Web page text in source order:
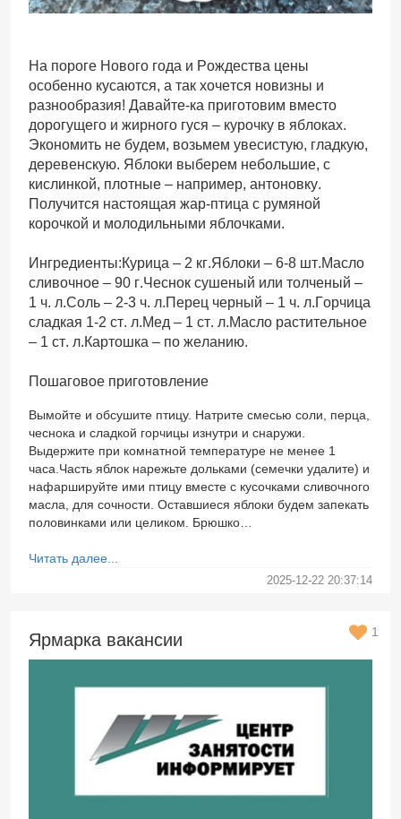
На пороге Нового года и Рождества цены
особенно кусаются, а так хочется новизны и
разнообразия! Давайте-ка приготовим вместо
дорогущего и жирного гуся – курочку в яблоках.
Экономить не будем, возьмем увесистую, гладкую,
деревенскую. Яблоки выберем небольшие, с
кислинкой, плотные – например, антоновку.
Получится настоящая жар-птица с румяной
корочкой и молодильными яблочками.
Ингредиенты:Курица – 2 кг.Яблоки – 6-8 шт.Масло
сливочное – 90 г.Чеснок сушеный или толченый –
1 ч. л.Соль – 2-3 ч. л.Перец черный – 1 ч. л.Горчица
сладкая 1-2 ст. л.Мед – 1 ст. л.Масло растительное
– 1 ст. л.Картошка – по желанию.
Пошаговое приготовление
Вымойте и обсушите птицу. Натрите смесью соли, перца,
чеснока и сладкой горчицы изнутри и снаружи.
Выдержите при комнатной температуре не менее 1
часа.Часть яблок нарежьте дольками (семечки удалите) и
нафаршируйте ими птицу вместе с кусочками сливочного
масла, для сочности. Оставшиеся яблоки будем запекать
половинками или целиком. Брюшко…
Читать далее...
2025-12-22 20:37:14
Ярмарка вакансии 1